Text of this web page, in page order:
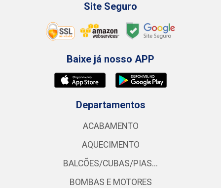
Site Seguro
Baixe já nosso APP
Departamentos
ACABAMENTO
AQUECIMENTO
BALCÕES/CUBAS/PIAS...
BOMBAS E MOTORES